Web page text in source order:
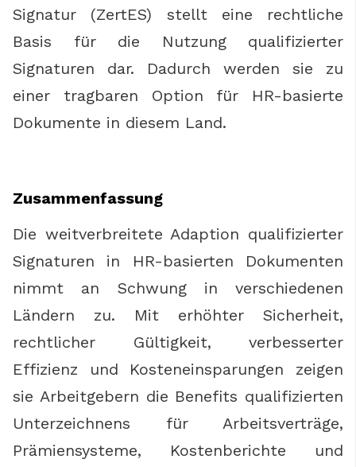
Signatur (ZertES) stellt eine rechtliche
Basis für die Nutzung qualifizierter
Signaturen dar. Dadurch werden sie zu
einer tragbaren Option für HR-basierte
Dokumente in diesem Land.
Zusammenfassung
Die weitverbreitete Adaption qualifizierter
Signaturen in HR-basierten Dokumenten
nimmt an Schwung in verschiedenen
Ländern zu. Mit erhöhter Sicherheit,
rechtlicher Gültigkeit, verbesserter
Effizienz und Kosteneinsparungen zeigen
sie Arbeitgebern die Benefits qualifizierten
Unterzeichnens für Arbeitsverträge,
Prämiensysteme, Kostenberichte und